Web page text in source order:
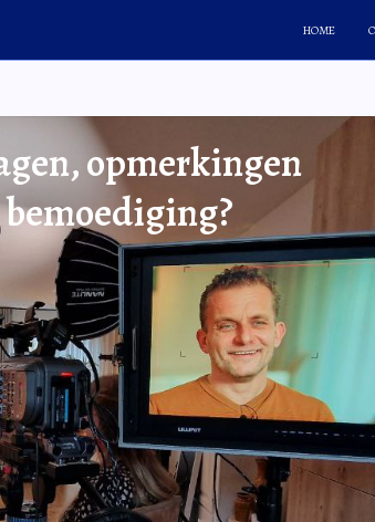
HOME
opmerkingen